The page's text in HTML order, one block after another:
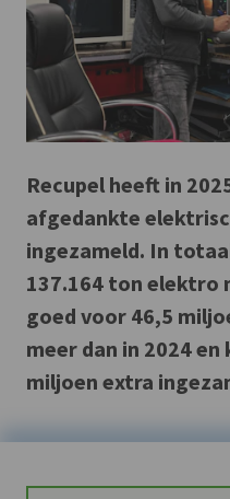
Recupel heeft in
afgedankte
ingezameld. In
137.164 ton elektro
goed voor 46,5
meer dan in 2024
miljoen extra